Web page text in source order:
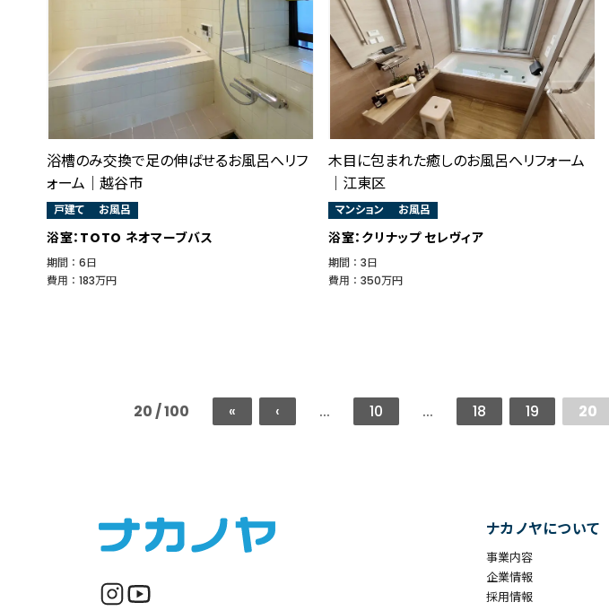
浴槽のみ交換で足の伸ばせるお風呂へリフ
ォーム｜越谷市
戸建て お風呂
浴室：TOTO ネオマーブバス
期間 ： 6日
費用 ： 183万円
木目に包まれた癒しのお風呂へリフォーム
│江東区
マンション お風呂
浴室：クリナップ セレヴィア
期間 ： 3日
費用 ： 350万円
20 / 100 « ‹ ... 10 ... 18 19 20
ナカノヤについて
事業内容
企業情報
採用情報